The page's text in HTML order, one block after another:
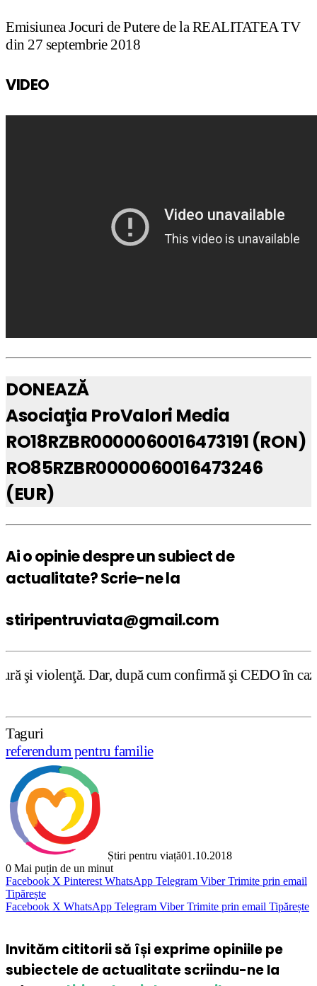
Emisiunea Jocuri de Putere de la REALITATEA TV
din 27 septembrie 2018
VIDEO
DONEAZĂ
Asociaţia ProValori Media
RO18RZBR0000060016473191 (RON)
RO85RZBR0000060016473246
(EUR)
Ai o opinie despre un subiect de
actualitate? Scrie-ne la
stiripentruviata@gmail.com
după cum confirmă şi CEDO în cazul Handyside
Taguri
referendum pentru familie
Știri pentru viață01.10.2018
0 Mai puțin de un minut
Facebook X Pinterest WhatsApp Telegram Viber Trimite prin email
Tipărește
Facebook X WhatsApp Telegram Viber Trimite prin email Tipărește
Invităm cititorii să își exprime opiniile pe
subiectele de actualitate scriindu-ne la